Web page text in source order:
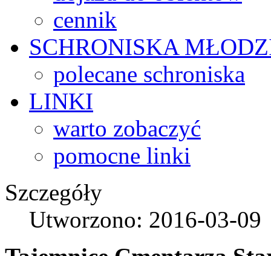
cennik
SCHRONISKA
polecane schroniska
LINKI
warto zobaczyć
pomocne linki
Szczegóły
Utworzono: 2016-03-09